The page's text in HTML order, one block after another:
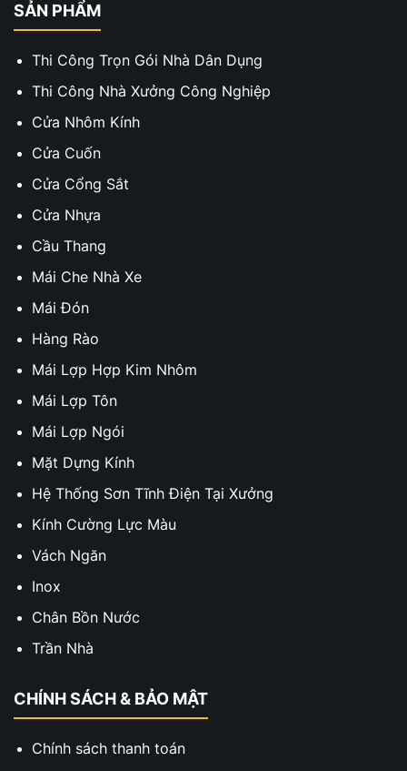
SẢN PHẨM
Thi Công Trọn Gói Nhà Dân Dụng
Thi Công Nhà Xưởng Công Nghiệp
Cửa Nhôm Kính
Cửa Cuốn
Cửa Cổng Sắt
Cửa Nhựa
Cầu Thang
Mái Che Nhà Xe
Mái Đón
Hàng Rào
Mái Lợp Hợp Kim Nhôm
Mái Lợp Tôn
Mái Lợp Ngói
Mặt Dựng Kính
Hệ Thống Sơn Tĩnh Điện Tại Xưởng
Kính Cường Lực Màu
Vách Ngăn
Inox
Chân Bồn Nước
Trần Nhà
CHÍNH SÁCH & BẢO MẬT
Chính sách thanh toán